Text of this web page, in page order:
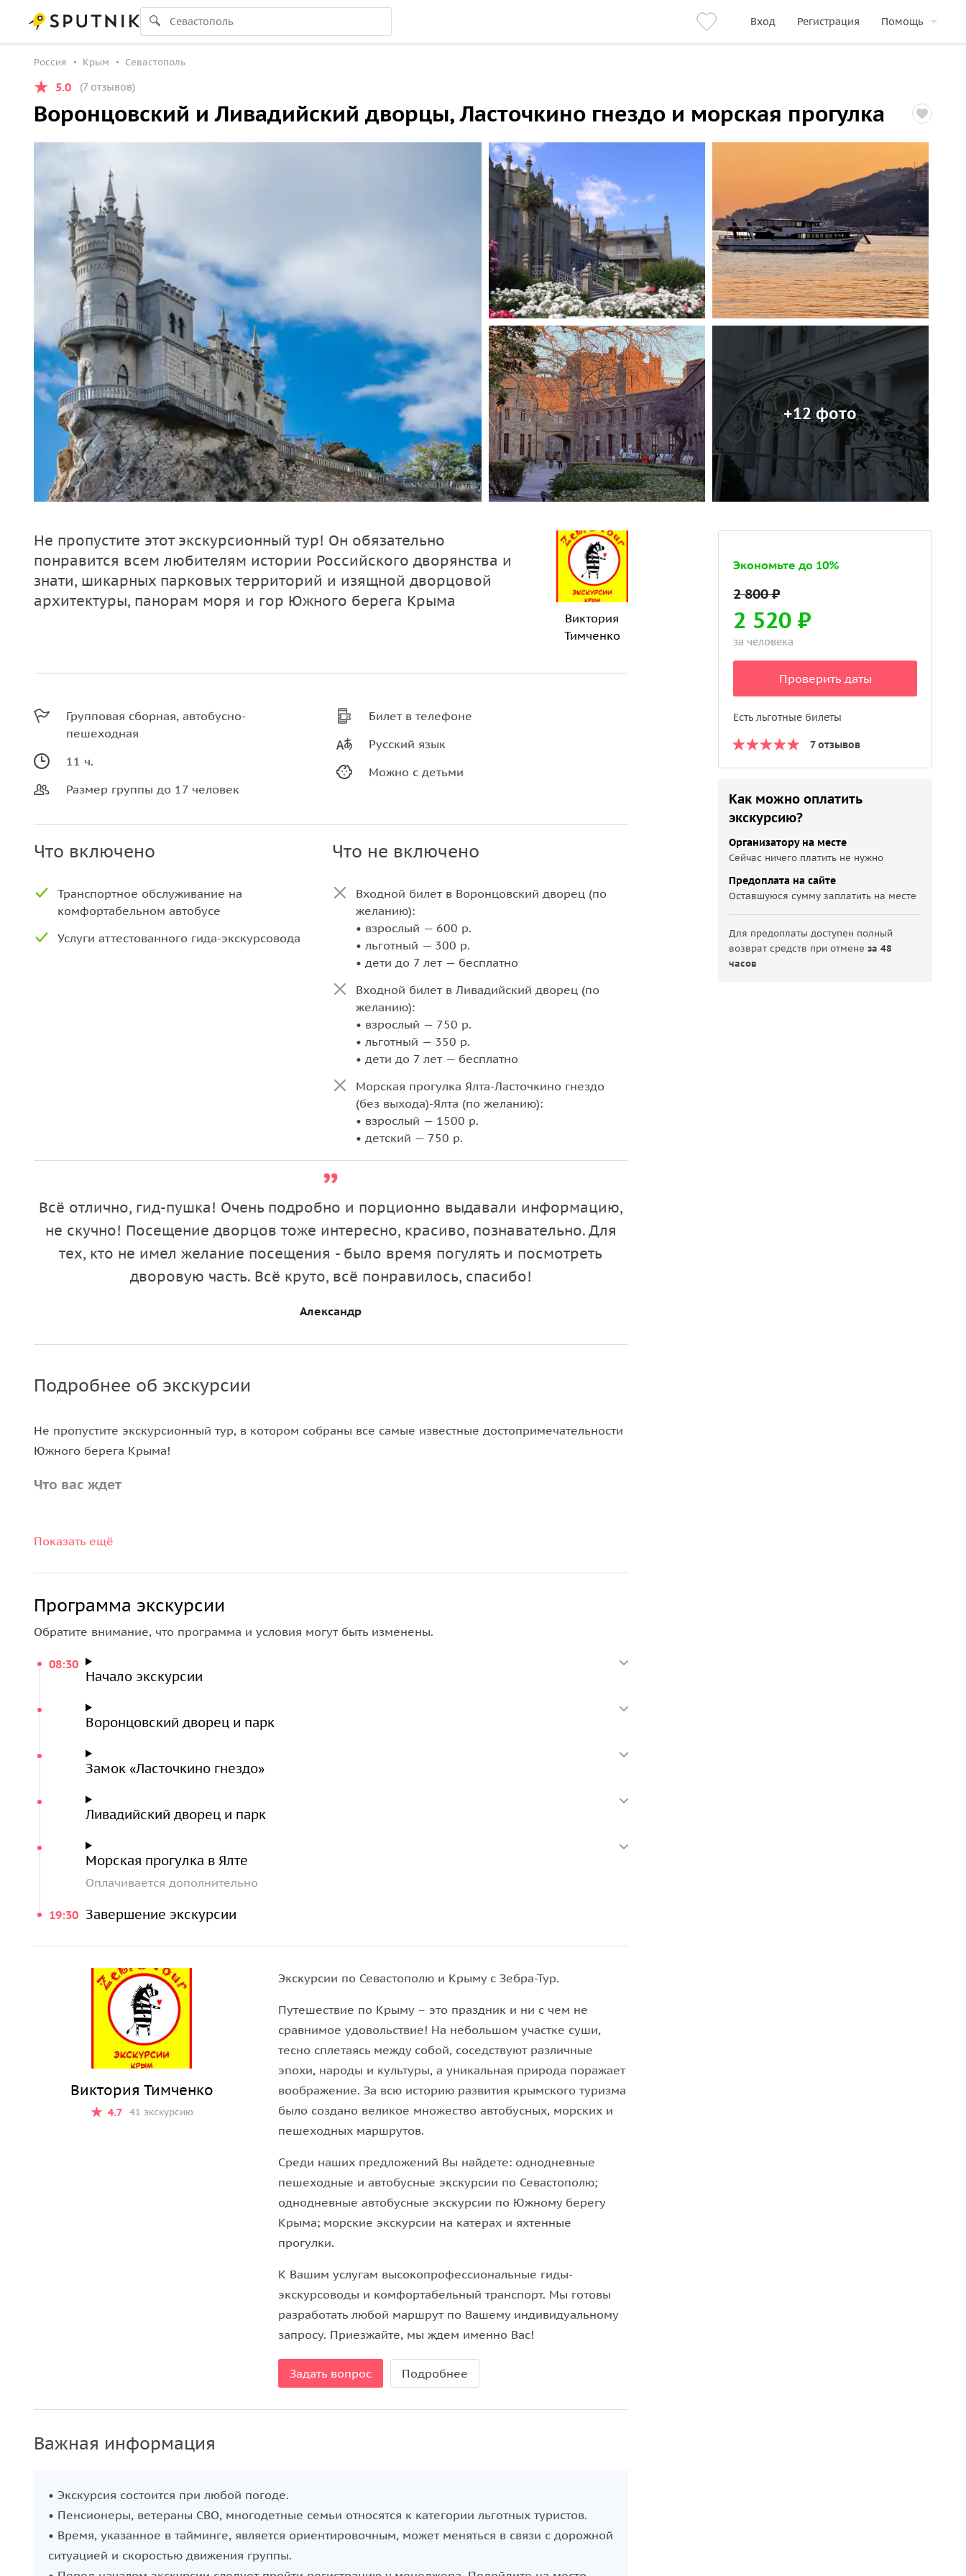
Вход Регистрация Помощь
Россия Крым Севастополь
5.0 (7 отзывов)
Воронцовский и Ливадийский дворцы, Ласточкино гнездо и морская прогулка
+12 фото
Не пропустите этот экскурсионный тур! Он обязательно
понравится всем любителям истории Российского дворянства и
знати, шикарных парковых территорий и изящной дворцовой
архитектуры, панорам моря и гор Южного берега Крыма
Виктория
Тимченко
Групповая сборная, автобусно-
пешеходная
11 ч.
Размер группы до 17 человек
Билет в телефоне
Русский язык
Можно с детьми
Что включено
Транспортное обслуживание на
комфортабельном автобусе
Услуги аттестованного гида-экскурсовода
Что не включено
Входной билет в Воронцовский дворец (по
желанию):
• взрослый — 600 р.
• льготный — 300 р.
• дети до 7 лет — бесплатно
Входной билет в Ливадийский дворец (по
желанию):
• взрослый — 750 р.
• льготный — 350 р.
• дети до 7 лет — бесплатно
Морская прогулка Ялта-Ласточкино гнездо
(без выхода)-Ялта (по желанию):
• взрослый — 1500 р.
• детский — 750 р.
Всё отлично, гид-пушка! Очень подробно и порционно выдавали информацию,
не скучно! Посещение дворцов тоже интересно, красиво, познавательно. Для
тех, кто не имел желание посещения - было время погулять и посмотреть
дворовую часть. Всё круто, всё понравилось, спасибо!
Александр
Подробнее об экскурсии
Не пропустите экскурсионный тур, в котором собраны все самые известные достопримечательности
Южного берега Крыма!
Что вас ждет
Тысячи туристов стремятся увидеть
хвастались так же, как сейчас личными яхтами и дорогими автомобилями. Мавританская роскошь,
чопорная готика, львы, горгулья и итальянский палаццо тоже обязательно будут в этом
экскурсионном туре.
сделаем панорамные фотографии на память. Из Ялты совершим чудесную
Показать ещё
Программа экскурсии
Обратите внимание, что программа и условия могут быть изменены.
08:30
Начало экскурсии
Воронцовский дворец и парк
Замок «Ласточкино гнездо»
Ливадийский дворец и парк
Морская прогулка в Ялте
Оплачивается дополнительно
19:30 Завершение экскурсии
Виктория Тимченко
4.7 41 экскурсию
Экскурсии по Севастополю и Крыму с Зебра-Тур.
Путешествие по Крыму – это праздник и ни с чем не
сравнимое удовольствие! На небольшом участке суши,
тесно сплетаясь между собой, соседствуют различные
эпохи, народы и культуры, а уникальная природа поражает
воображение. За всю историю развития крымского туризма
было создано великое множество автобусных, морских и
пешеходных маршрутов.
Среди наших предложений Вы найдете: однодневные
пешеходные и автобусные экскурсии по Севастополю;
однодневные автобусные экскурсии по Южному берегу
Крыма; морские экскурсии на катерах и яхтенные
прогулки.
К Вашим услугам высокопрофессиональные гиды-
экскурсоводы и комфортабельный транспорт. Мы готовы
разработать любой маршрут по Вашему индивидуальному
запросу. Приезжайте, мы ждем именно Вас!
Задать вопрос Подробнее
Важная информация
• Экскурсия состоится при любой погоде.
• Пенсионеры, ветераны СВО, многодетные семьи относятся к категории льготных туристов.
• Время, указанное в тайминге, является ориентировочным, может меняться в связи с дорожной
ситуацией и скоростью движения группы.
Экономьте до 10%
2 520 ₽
за человека
Проверить даты
Есть льготные билеты
7 отзывов
Как можно оплатить
экскурсию?
Организатору на месте
Сейчас ничего платить не нужно
Предоплата на сайте
Оставшуюся сумму заплатить на месте
Для предоплаты доступен полный
возврат средств при отменеза 48
часов